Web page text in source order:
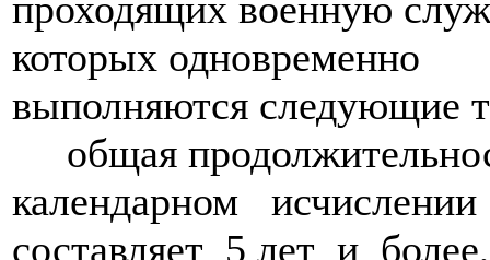
которых одновременно
выполняются следующие
общая
календарном исчислении
составляет 5 лет и